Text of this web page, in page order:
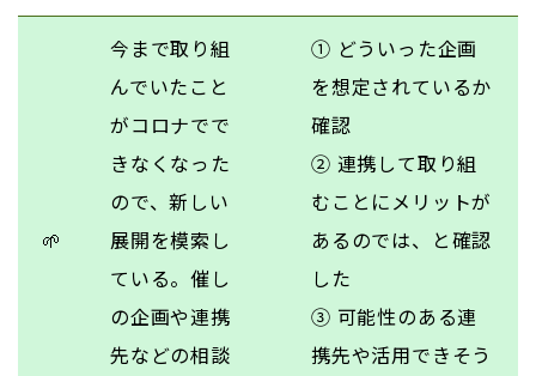
🌱
今まで取り組
んでいたこと
がコロナでで
きなくなった
ので、新しい
展開を模索し
ている。催し
の企画や連携
先などの相談
① どういった企画
を想定されているか
確認
② 連携して取り組
むことにメリットが
あるのでは、と確認
した
③ 可能性のある連
携先や活用できそう